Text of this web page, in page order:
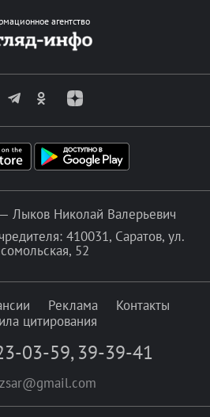
агентство
Лыков Николай Валерьевич
410031, Саратов, ул.
52
Реклама
Контакты
цитирования
03-59, 39-39-41